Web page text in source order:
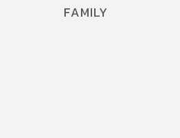
FAMILY